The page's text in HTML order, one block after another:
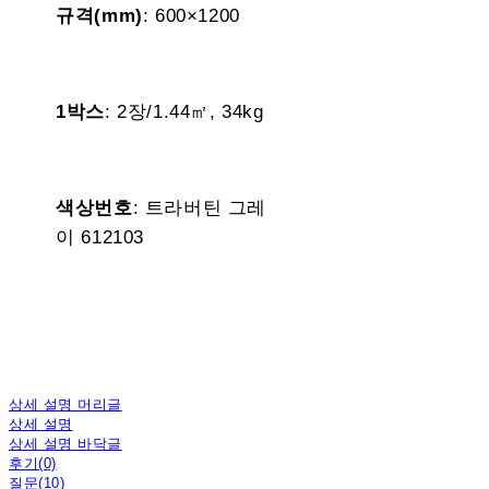
규격(mm): 600×1200
1박스: 2장/1.44㎡, 34kg
색상번호: 트라버틴 그레
이 612103
상세 설명 머리글
상세 설명
상세 설명 바닥글
후기(0)
질문(10)